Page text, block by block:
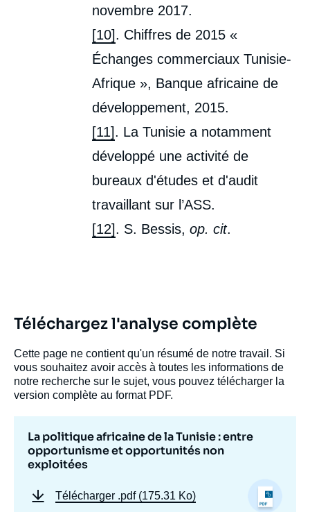
novembre 2017.
[10]. Chiffres de 2015 «
Échanges commerciaux Tunisie-
Afrique », Banque africaine de
développement, 2015.
[11]. La Tunisie a notamment
développé une activité de
bureaux d'études et d'audit
travaillant sur l’ASS.
[12]. S. Bessis,op. cit.
Téléchargez l'analyse complète
Cette page ne contient qu'un résumé de notre travail. Si
vous souhaitez avoir accès à toutes les informations de
notre recherche sur le sujet, vous pouvez télécharger la
version complète au format PDF.
La politique africaine de la Tunisie : entre
opportunisme et opportunités non
exploitées
Télécharger .pdf (175.31 Ko)